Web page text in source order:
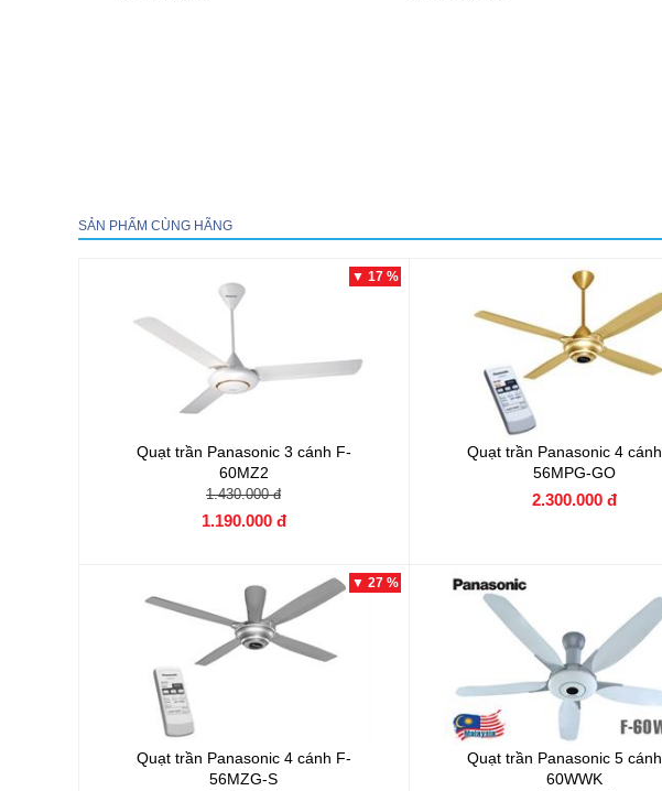
SẢN PHẨM CÙNG HÃNG
▼ 17 %
Quạt trần Panasonic 3 cánh F-
60MZ2
1.430.000 đ
1.190.000 đ
Quạt trần Panasonic 4 cánh
56MPG-GO
2.300.000 đ
▼ 27 %
Quạt trần Panasonic 4 cánh F-
56MZG-S
Quạt trần Panasonic 5 cánh
60WWK